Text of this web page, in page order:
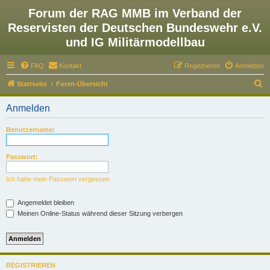
Forum der RAG MMB im Verband der
Reservisten der Deutschen Bundeswehr e.V.
und IG Militärmodellbau
FAQ Kontakt Anmelden
Registrieren
Startseite Foren-Übersicht
u
Anmelden
Benutzername:
Passwort:
Ich habe mein Passwort vergessen
Angemeldet bleiben
Meinen Online-Status während dieser Sitzung verbergen
REGISTRIEREN